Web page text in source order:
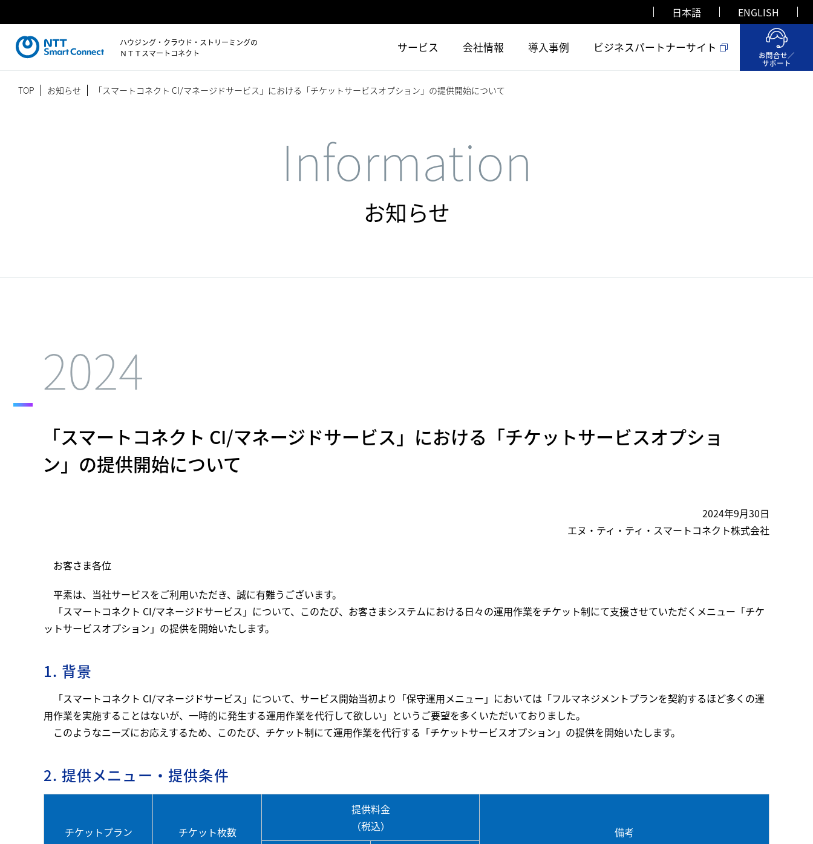
日本語 ENGLISH
ハウジング・クラウド・ストリーミングの
ＮＴＴスマートコネクト
サービス 会社情報 導入事例 ビジネスパートナーサイト
お問合せ／
サポート
TOP お知らせ 「スマートコネクト CI/マネージドサービス」における「チケットサービスオプション」の提供開始について
Information
お知らせ
2024
「スマートコネクト CI/マネージドサービス」における「チケットサービスオプショ
ン」の提供開始について
2024年9月30日
エヌ・ティ・ティ・スマートコネクト株式会社
お客さま各位
平素は、当社サービスをご利用いただき、誠に有難うございます。
「スマートコネクト CI/マネージドサービス」について、このたび、お客さまシステムにおける日々の運用作業をチケット制にて支援させていただくメニュー「チケ
ットサービスオプション」の提供を開始いたします。
1. 背景
「スマートコネクト CI/マネージドサービス」について、サービス開始当初より「保守運用メニュー」においては「フルマネジメントプランを契約するほど多くの運
用作業を実施することはないが、一時的に発生する運用作業を代行して欲しい」というご要望を多くいただいておりました。
このようなニーズにお応えするため、このたび、チケット制にて運用作業を代行する「チケットサービスオプション」の提供を開始いたします。
2. 提供メニュー・提供条件
チケットプラン チケット枚数
提供料金
（税込）
備考